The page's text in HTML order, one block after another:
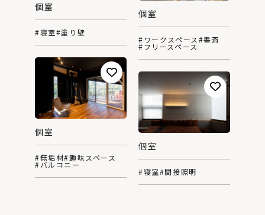
個室
#寝室#塗り壁
個室
#ワークスペース #書斎
#フリースペース
個室
#無垢材#趣味スペース
#バルコニー
個室
#寝室#間接照明